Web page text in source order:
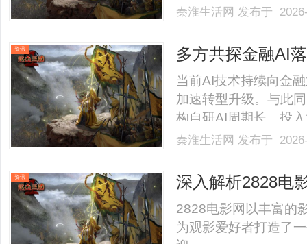
能和优越的物理化学
者全面了解这一革命
秦淮生活网 发布于
资讯
多方共探金融AI
融智能升级
当前AI技术持续向金
加速转型升级。与此
构自研AI周期长、投
转型壁垒凸显。近日
流平台，聚焦AI技术
秦淮生活网 发布于
资讯 深入解析2828电
2828电影网以丰富的
为观影爱好者打造了